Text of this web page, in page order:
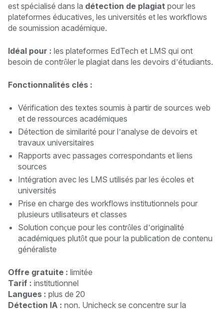
est spécialisé dans la détection de plagiat pour les
plateformes éducatives, les universités et les workflows
de soumission académique.
Idéal pour : les plateformes EdTech et LMS qui ont
besoin de contrôler le plagiat dans les devoirs d’étudiants.
Fonctionnalités clés :
Vérification des textes soumis à partir de sources web
et de ressources académiques
Détection de similarité pour l’analyse de devoirs et
travaux universitaires
Rapports avec passages correspondants et liens
sources
Intégration avec les LMS utilisés par les écoles et
universités
Prise en charge des workflows institutionnels pour
plusieurs utilisateurs et classes
Solution conçue pour les contrôles d’originalité
académiques plutôt que pour la publication de contenu
généraliste
Offre gratuite : limitée
Tarif : institutionnel
Langues : plus de 20
Détection IA : non. Unicheck se concentre sur la